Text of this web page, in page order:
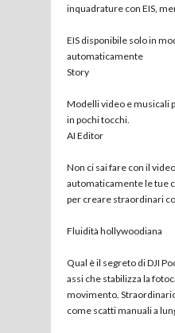
inquadrature con EIS,
EIS disponibile solo in
automaticamente
Story
Modelli video e musicali
in pochi tocchi.
AI Editor
Non ci sai fare con il
automaticamente le tue
per creare straordinari
Fluidità hollywoodiana
Qual è il segreto di DJI
assi che stabilizza la
movimento.
come scatti manuali a